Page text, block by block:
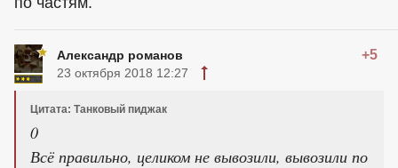
Александр романов +5
23 октября 2018 12:27
Цитата: Танковый пиджак
0
Всё правильно, целиком не вывозили, вывозили по